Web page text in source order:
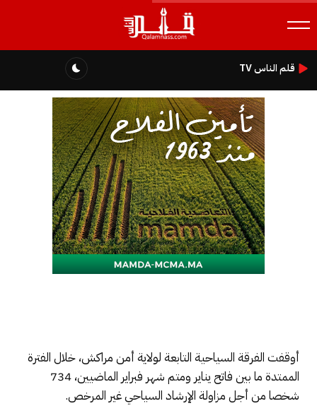
قلم الناس TV
أوقفت الفرقة السياحية التابعة لولاية أمن مراكش، خلال الفترة
الممتدة ما بين فاتح يناير ومتم شهر فبراير الماضيين، 734
شخصا من أجل مزاولة الإرشاد السياحي غير المرخص.